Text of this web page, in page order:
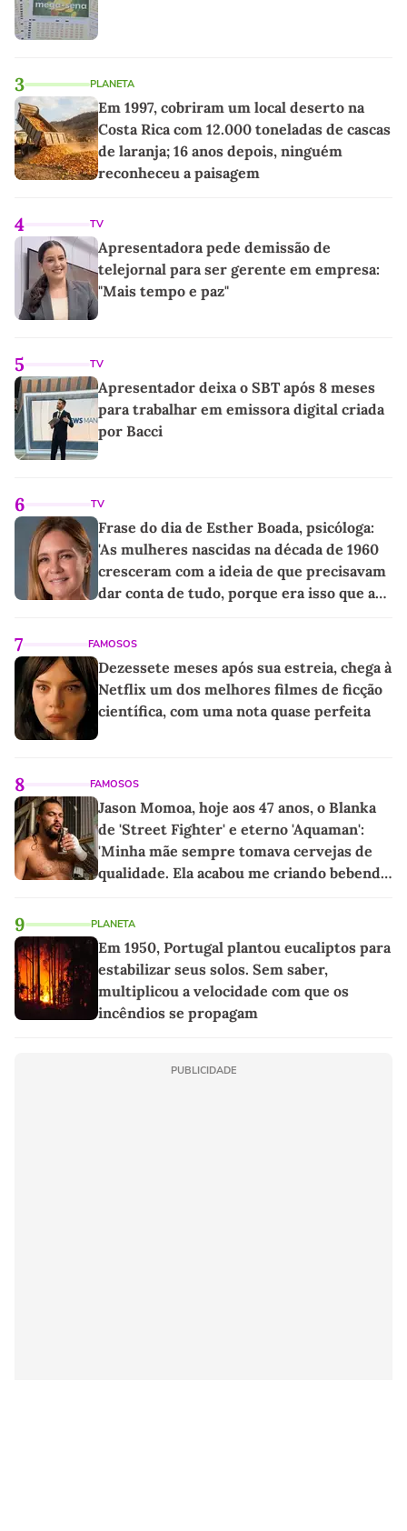
3 PLANETA
Em 1997, cobriram um local deserto na
Costa Rica com 12.000 toneladas de cascas
de laranja; 16 anos depois, ninguém
reconheceu a paisagem
4 TV
Apresentadora pede demissão de
telejornal para ser gerente em empresa:
"Mais tempo e paz"
5 TV
Apresentador deixa o SBT após 8 meses
para trabalhar em emissora digital criada
por Bacci
6 TV
Frase do dia de Esther Boada, psicóloga:
'As mulheres nascidas na década de 1960
cresceram com a ideia de que precisavam
dar conta de tudo, porque era isso que a
7 FAMOSOS
Dezessete meses após sua estreia, chega à
Netflix um dos melhores filmes de ficção
científica, com uma nota quase perfeita
8 FAMOSOS
Jason Momoa, hoje aos 47 anos, o Blanka
de 'Street Fighter' e eterno 'Aquaman':
'Minha mãe sempre tomava cervejas de
qualidade. Ela acabou me criando bebendo
9 PLANETA
Em 1950, Portugal plantou eucaliptos para
estabilizar seus solos. Sem saber,
multiplicou a velocidade com que os
incêndios se propagam
PUBLICIDADE